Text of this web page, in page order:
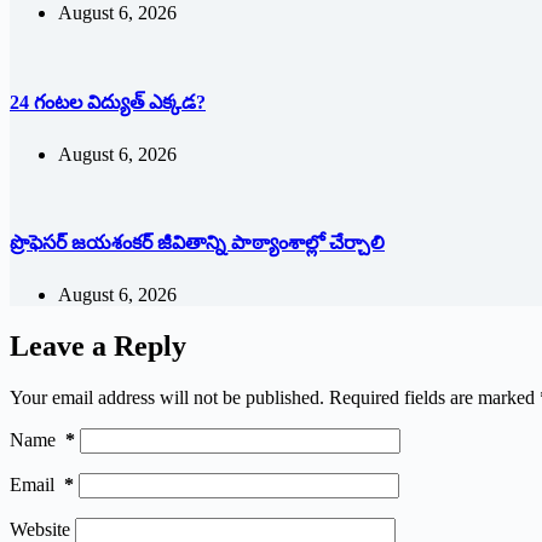
August 6, 2026
24 గంటల విద్యుత్ ఎక్కడ?
August 6, 2026
ప్రొఫెసర్ జయశంకర్ జీవితాన్ని పాఠ్యాంశాల్లో చేర్చాలి
August 6, 2026
Leave a Reply
Your email address will not be published. Required fields are marked
Name *
Email *
Website